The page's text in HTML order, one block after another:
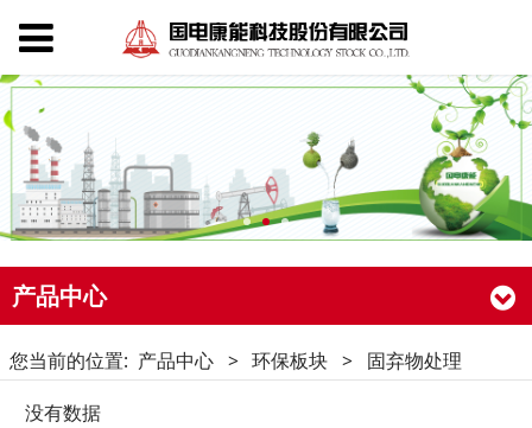
产品中心
您当前的位置: 产品中心 > 环保板块 > 固弃物处理
没有数据